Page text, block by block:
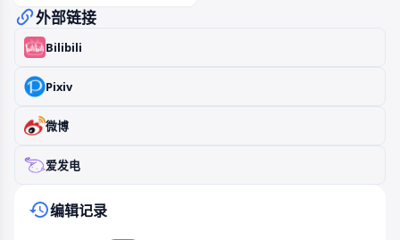
外部链接
Bilibili
Pixiv
微博
爱发电
编辑记录